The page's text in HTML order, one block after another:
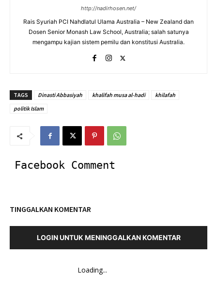
http://nadirhosen.net/
Rais Syuriah PCI Nahdlatul Ulama Australia – New Zealand dan
Dosen Senior Monash Law School, Australia; salah satunya
mengampu kajian sistem pemilu dan konstitusi Australia.
TAGS Dinasti Abbasiyah khalifah musa al-hadi
khilafah
politik Islam
Facebook Comment
TINGGALKAN KOMENTAR
LOGIN UNTUK MENINGGALKAN KOMENTAR
Loading...